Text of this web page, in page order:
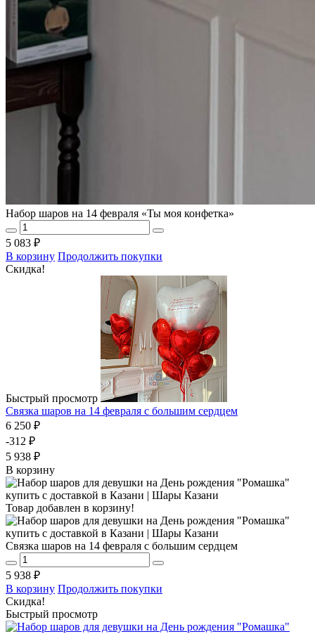
Набор шаров на 14 февраля «Ты моя конфетка»
5 083 ₽
В корзину Продолжить покупки
Скидка!
Быстрый просмотр
Связка шаров на 14 февраля с большим сердцем
6 250 ₽
-312 ₽
5 938 ₽
В корзину
Товар добавлен в корзину!
Связка шаров на 14 февраля с большим сердцем
5 938 ₽
В корзину Продолжить покупки
Скидка!
Быстрый просмотр